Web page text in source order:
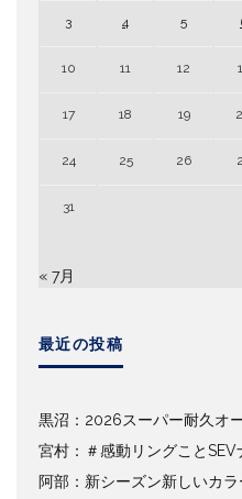
3 4 5
10 11 12
17 18 19
24 25 26
31
« 7月
最近の投稿
黒沼：2026スーパー耐久オ
宮村：＃感動リングこと
阿部：新シーズン新しいカラ